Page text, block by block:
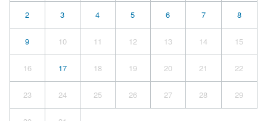
2 3 4 5 6 7 8
9 10 11 12 13 14 15
16 17 18 19 20 21 22
23 24 25 26 27 28 29